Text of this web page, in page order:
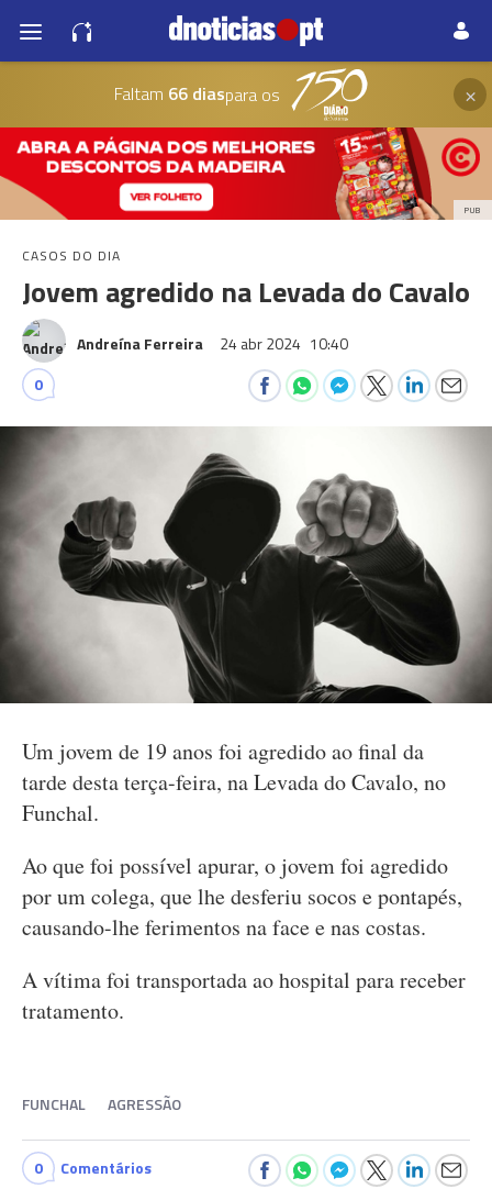
Faltam 66 diaspara os ×
PUB
CASOS DO DIA
Jovem agredido na Levada do Cavalo
Andreína Ferreira 24 abr 2024 10:40
0
Um jovem de 19 anos foi agredido ao final da
tarde desta terça-feira, na Levada do Cavalo, no
Funchal.
Ao que foi possível apurar, o jovem foi agredido
por um colega, que lhe desferiu socos e pontapés,
causando-lhe ferimentos na face e nas costas.
A vítima foi transportada ao hospital para receber
tratamento.
FUNCHAL AGRESSÃO
0 Comentários